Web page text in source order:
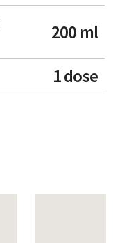
200 ml
1 dose